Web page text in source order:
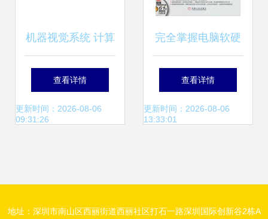
机器视觉系统 计算
机软硬件的深度解
析
查看详情
更新时间：2026-08-06
09:31:26
完全掌握电脑软硬
件维修超级手册 从
零基础到精通的进
查看详情
更新时间：2026-08-06
13:33:01
地址：深圳市南山区西丽街道西丽社区打石一路深圳国际创新谷2栋A